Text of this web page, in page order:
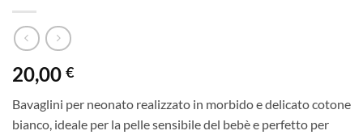
20,00 €
Bavaglini per neonato realizzato in morbido e delicato cotone
bianco, ideale per la pelle sensibile del bebè e perfetto per